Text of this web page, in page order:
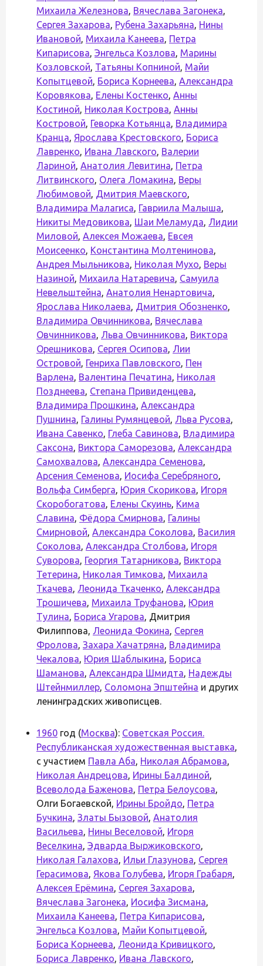
Михаила Железнова, Вячеслава Загонека,
Сергея Захарова, Рубена Захарьяна, Нины
Ивановой, Михаила Канеева, Петра
Кипарисова, Энгельса Козлова, Марины
Козловской, Татьяны Копниной, Майи
Копытцевой, Бориса Корнеева, Александра
Коровякова, Елены Костенко, Анны
Костиной, Николая Кострова, Анны
Костровой, Геворка Котьянца, Владимира
Кранца, Ярослава Крестовского, Бориса
Лавренко, Ивана Лавского, Валерии
Лариной, Анатолия Левитина, Петра
Литвинского, Олега Ломакина, Веры
Любимовой, Дмитрия Маевского,
Владимира Малагиса, Гавриила Малыша,
Никиты Медовикова, Шаи Меламуда, Лидии
Миловой, Алексея Можаева, Евсея
Моисеенко, Константина Молтенинова,
Андрея Мыльникова, Николая Мухо, Веры
Назиной, Михаила Натаревича, Самуила
Невельштейна, Анатолия Ненартовича,
Ярослава Николаева, Дмитрия Обозненко,
Владимира Овчинникова, Вячеслава
Овчинникова, Льва Овчинникова, Виктора
Орешникова, Сергея Осипова, Лии
Островой, Генриха Павловского, Пен
Варлена, Валентина Печатина, Николая
Позднеева, Степана Привиденцева,
Владимира Прошкина, Александра
Пушнина, Галины Румянцевой, Льва Русова,
Ивана Савенко, Глеба Савинова, Владимира
Саксона, Виктора Саморезова, Александра
Самохвалова, Александра Семенова,
Арсения Семенова, Иосифа Серебряного,
Вольфа Симберга, Юрия Скорикова, Игоря
Скоробогатова, Елены Скуинь, Кима
Славина, Фёдора Смирнова, Галины
Смирновой, Александра Соколова, Василия
Соколова, Александра Столбова, Игоря
Суворова, Георгия Татарникова, Виктора
Тетерина, Николая Тимкова, Михаила
Ткачева, Леонида Ткаченко, Александра
Трошичева, Михаила Труфанова, Юрия
Тулина, Бориса Угарова, Дмитрия
Филиппова, Леонида Фокина, Сергея
Фролова, Захара Хачатряна, Владимира
Чекалова, Юрия Шаблыкина, Бориса
Шаманова, Александра Шмидта, Надежды
Штейнмиллер, Соломона Эпштейна и других
ленинградских живописцев.
1960 год (Москва): Советская Россия.
Республиканская художественная выставка,
с участием Павла Аба, Николая Абрамова,
Николая Андрецова, Ирины Балдиной,
Всеволода Баженова, Петра Белоусова,
Олги Богаевской, Ирины Бройдо, Петра
Бучкина, Златы Бызовой, Анатолия
Васильева, Нины Веселовой, Игоря
Веселкина, Эдварда Выржиковского,
Николая Галахова, Ильи Глазунова, Сергея
Герасимова, Якова Голубева, Игоря Грабаря,
Алексея Ерёмина, Сергея Захарова,
Вячеслава Загонека, Иосифа Зисмана,
Михаила Канеева, Петра Кипарисова,
Энгельса Козлова, Майи Копытцевой,
Бориса Корнеева, Леонида Кривицкого,
Бориса Лавренко, Ивана Лавского,